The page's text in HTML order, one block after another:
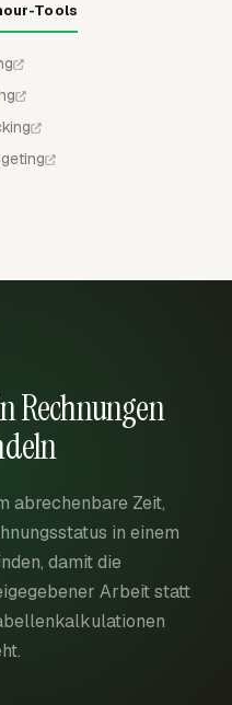
Tools
Rechnungen
abrechenbare Zeit,
in einem
damit die
Arbeit statt